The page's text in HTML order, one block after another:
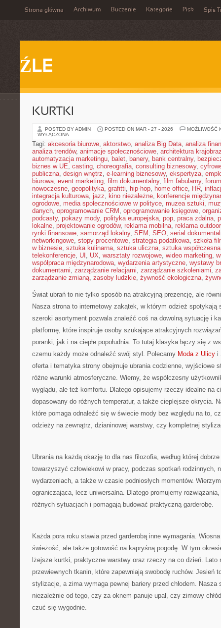
Strona główna Archiwum Buczenie Kategorie Pisk Spis
ŹLE
KURTKI
POSTED BY ADMIN POSTED ON MAR - 27 - 2026
MOŻLIWOŚĆ
WYŁĄCZONA
Tagi: akcesoria biurowe, aktorstwo, analiza Big Data, analiza
analiza trendów, animacje społecznościowe, architektura
automatyzacja marketingu, balet, banery, bank centralny,
biznes w UE, casting, choreografia, consulting biznesowy,
publiczna, design wnętrz, e-learning biznesowy, ekspertyza,
biurowa, event marketing, film dokumentalny, film fabularny,
nowoczesne, geopolityka, grafitti, hip-hop, home office, HR,
integracja kulturowa, jazz, kino niezależne, konferencje
ogrodowe, media społecznościowe w polityce, muzea sztuki,
danych, oprogramowanie CRM , oprogramowanie księgowe,
podcasty, pokazy mody, polityka europejska, pop, praca zdalna,
lokalne, projektowanie ogrodów, reklama mobilna, reklama outdoor
rynki finansowe, samorząd lokalny, SEM , SEO, serial
networkingowe, stopy procentowe, strategia podatkowa, szkoła
w biznesie, sztuka kulinarna, sztuka uliczna, sztuka współczesna
telekonferencje, UI , UX, warsztaty rozwojowe, wideo marketing,
współpraca międzynarodowa, wydarzenia artystyczne, wystawy
dokumentami, zarządzanie relacjami, zarządzanie szkoleniami,
zarządzanie zmianą, zasoby ludzkie, żywność ekologiczna,
Świat ubrań to nie tylko sposób na atrakcyjną prezencję, ale
Nasza strona to internetowy zakątek, w którym odzież spotykają
szeroki asortyment pozwala znaleźć coś na dowolną sytuację i
platformę, które inspiruje osoby szukające atrakcyjnych
poranki, jak i na ciepłe popołudnia. To tutaj klasyka łączy się z
czemu każdy może odnaleźć swój styl. Polecamy Moda z Ulicy i
oferta i tematyka strony obejmuje ubrania codzienne, wyjściowe
różne warunki atmosferyczne. Wiemy, że współczesny
wyglądu, ale też komfortu. Dlatego opisujemy rzeczy idealne na
dopasowany do różnych temperatur, a także cieplejsze okrycia.
które pomaga odnaleźć się w świecie mody bez względu na to,
odzieży na zewnątrz, dzianinowej warstwy, czy kompletnej
Ubrania na każdą okazję to dla nas filozofia, według której
towarzyszyć człowiekowi w pracy, podczas spotkań rodzinnych,
wydarzeniach, a także w czasie podniosłych momentów.
ograniczająca, lecz uniwersalna. Dlatego promujemy
różnych sytuacjach i pomagają budować praktyczną garderobę.
Każda pora roku stawia przed garderobą inne wymagania.
świeżość, ale także gotowość na kapryśną pogodę. W tym
lżejsze kurtki, praktyczne warstwy oraz rzeczy na co dzień. Lato
przewiewnych tkanin, które zapewniają swobodę ruchów. Jesień
stylizacje, a zima wymaga pewnej bariery przed chłodem. Nasza
niezależnie od tego, czy za oknem panuje upał, czy zimowy
czuć się wygodnie.